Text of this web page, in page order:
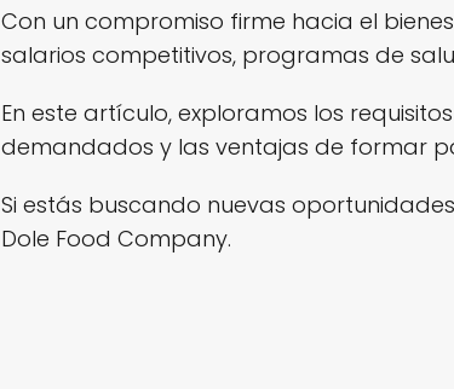
Con un compromiso firme hacia el
salarios competitivos, programas de
En este artículo, exploramos los
demandados y las ventajas de formar
Si estás buscando nuevas
Dole Food Company.